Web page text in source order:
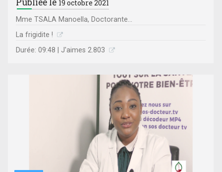
19 octobre 2021
Mme TSALA Manoella, Doctorante...
La frigidite !
Durée: 09:48 | J'aimes 2.803